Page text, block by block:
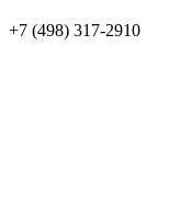
+7 (498) 317-2910